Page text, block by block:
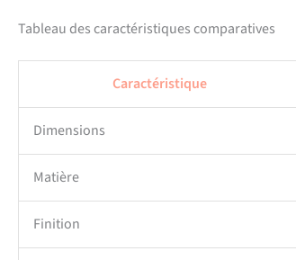
Tableau des caractéristiques comparatives
Caractéristique
Dimensions
Matière
Finition